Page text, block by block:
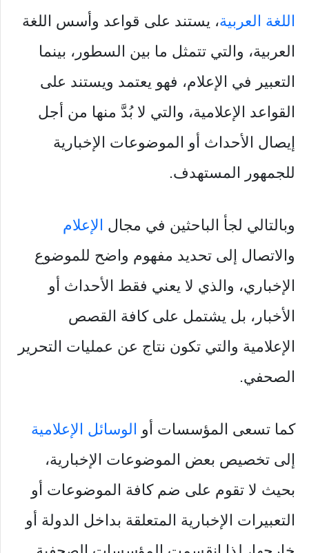
اللغة العربية، يستند على قواعد وأسس اللغة
العربية، والتي تتمثل ما بين السطور، بينما
التعبير في الإعلام، فهو يعتمد ويستند على
القواعد الإعلامية، والتي لا بُدَّ منها من أجل
إيصال الأحداث أو الموضوعات الإخبارية
للجمهور المستهدف.
وبالتالي لجأ الباحثين في مجال الإعلام
والاتصال إلى تحديد مفهوم واضح للموضوع
الإخباري، والذي لا يعني فقط الأحداث أو
الأخبار، بل يشتمل على كافة القصص
الإعلامية والتي تكون نتاج عن عمليات التحرير
الصحفي.
كما تسعى المؤسسات أو الوسائل الإعلامية
إلى تخصيص بعض الموضوعات الإخبارية،
بحيث لا تقوم على ضم كافة الموضوعات أو
التعبيرات الإخبارية المتعلقة بداخل الدولة أو